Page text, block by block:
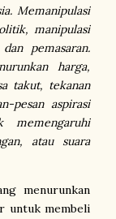
Memanipulasi
manipulasi
pemasaran.
harga,
takut, tekanan
pesan aspirasi
memengaruhi
atau suara
menurunkan
untuk membeli